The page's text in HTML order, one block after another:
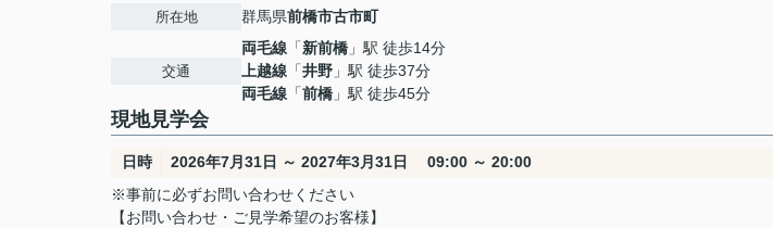
所在地 群馬県前橋市古市町
交通
両毛線 「新前橋 」駅 徒歩14分
上越線 「井野 」駅 徒歩37分
両毛線 「前橋 」駅 徒歩45分
現地見学会
日時
2026年7月31日 ～ 2027年3月31日 09:00 ～ 20:00
※事前に必ずお問い合わせください
【お問い合わせ・ご見学希望のお客様】